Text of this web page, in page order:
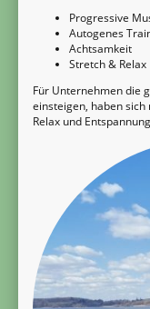
Progressive
Autogenes
Achtsamkeit
Stretch & Relax
Für Unternehmen die
einsteigen, haben
Relax und